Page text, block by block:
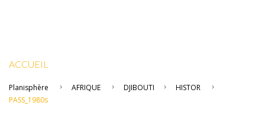
ACCUEIL
Planisphère AFRIQUE DJIBOUTI
HISTOR
PASS_1980s